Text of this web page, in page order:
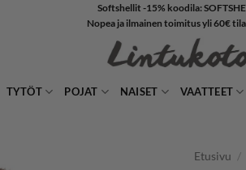
Softshellit -15% koodila:
Nopea ja ilmainen toimitus yli 60€
TYTÖT POJAT NAISET VAATTEET
Etusivu /